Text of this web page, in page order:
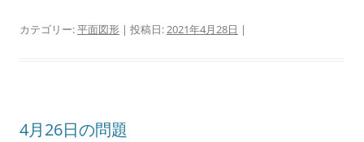
カテゴリー:平面図形 | 投稿日:2021年4月28日 |
4月26日の問題